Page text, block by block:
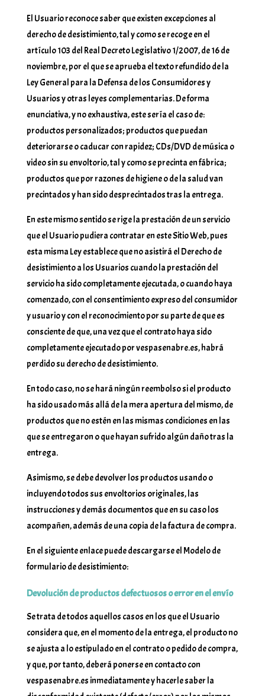
El Usuario reconoce saber que existen excepciones al
derecho de desistimiento, tal y como se recoge en el
artículo 103 del Real Decreto Legislativo 1/2007, de 16 de
noviembre, por el que se aprueba el texto refundido de la
Ley General para la Defensa de los Consumidores y
Usuarios y otras leyes complementarias. De forma
enunciativa, y no exhaustiva, este sería el caso de:
productos personalizados; productos que puedan
deteriorarse o caducar con rapidez; CDs/DVD de música o
video sin su envoltorio, tal y como se precinta en fábrica;
productos que por razones de higiene o de la salud van
precintados y han sido desprecintados tras la entrega.
En este mismo sentido se rige la prestación de un servicio
que el Usuario pudiera contratar en este Sitio Web, pues
esta misma Ley establece que no asistirá el Derecho de
desistimiento a los Usuarios cuando la prestación del
servicio ha sido completamente ejecutada, o cuando haya
comenzado, con el consentimiento expreso del consumidor
y usuario y con el reconocimiento por su parte de que es
consciente de que, una vez que el contrato haya sido
completamente ejecutado por vespasenabre.es, habrá
perdido su derecho de desistimiento.
En todo caso, no se hará ningún reembolso si el producto
ha sido usado más allá de la mera apertura del mismo, de
productos que no estén en las mismas condiciones en las
que se entregaron o que hayan sufrido algún daño tras la
entrega.
Asimismo, se debe devolver los productos usando o
incluyendo todos sus envoltorios originales, las
instrucciones y demás documentos que en su caso los
acompañen, además de una copia de la factura de compra.
En el siguiente enlace puede descargarse el Modelo de
formulario de desistimiento:
Devolución de productos defectuosos o error en el envío
Se trata de todos aquellos casos en los que el Usuario
considera que, en el momento de la entrega, el producto no
se ajusta a lo estipulado en el contrato o pedido de compra,
y que, por tanto, deberá ponerse en contacto con
vespasenabre.es inmediatamente y hacerle saber la